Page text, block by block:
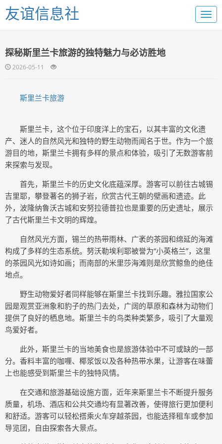
友谊信息社
探秘斯里兰卡旅游的独特魅力与必访胜地
2026-05-11
斯里兰卡旅游
斯里兰卡，这个位于印度洋上的宝石，以其丰富的文化遗
产、迷人的自然风光和独特的野生动物而闻名于世。作为一个旅
游目的地，斯里兰卡拥有多样的景点和体验，吸引了无数游客前
来探索与发现。
首先，斯里兰卡的历史文化底蕴深厚。游客可以前往古城锡
吉里耶，攀登著名的狮子岩，欣赏古代王朝的壁画和遗迹。此
外，波隆纳鲁沃古城和安努拉德普拉也是重要的历史遗址，展示
了古代斯里兰卡文明的辉煌。
自然风光方面，锡兰的热带雨林、广袤的茶园和绵延的海滩
构成了多样的生态系统。努沃勒埃利耶被誉为“小英格兰”，这里
的茶园风光如诗如画；而南部的米里莎海滩则是欣赏鲸鱼的绝佳
地点。
野生动物爱好者同样能够在斯里兰卡找到乐趣。雅拉国家公
园是观赏亚洲象和豹子的热门去处，广阔的草原和森林为动物们
提供了良好的栖息地。斯里兰卡的鸟类种类繁多，吸引了大量观
鸟爱好者。
此外，斯里兰卡的当地美食也是旅游体验中不可或缺的一部
分。香料丰富的咖喱、椰浆饭以及各种热带水果，让游客在味蕾
上也能感受到斯里兰卡的独特风情。
在交通和旅游基础设施方面，近年来斯里兰卡不断提升服务
质量，机场、酒店和公共交通均有显著改善，使得旅行更加便利
和舒适。游客可以轻松搭乘火车穿越茶园，也能选择租车或参加
导览团，自由探索各大景点。